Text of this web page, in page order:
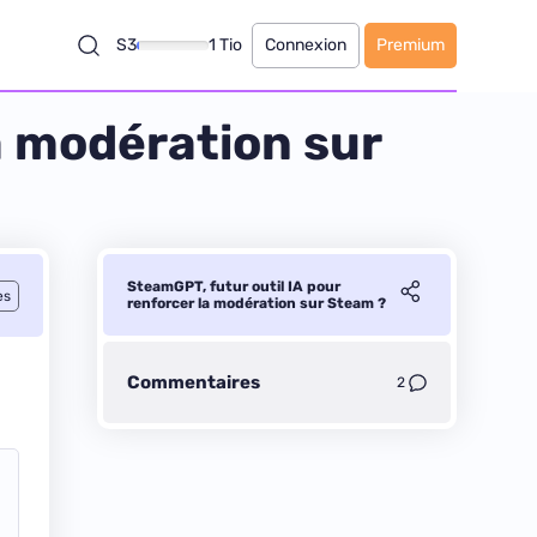
S3 1 Tio Connexion Premium
modération sur
SteamGPT, futur outil IA pour
renforcer la modération sur Steam ?
Commentaires 2